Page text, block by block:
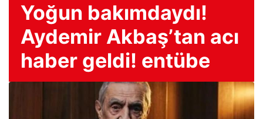
Yoğun bakımdaydı!
Aydemir Akbaş’tan acı
haber geldi! entübe